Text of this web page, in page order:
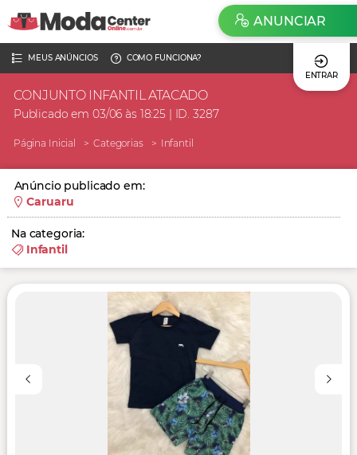
MEUS ANÚNCIOS
COMO FUNCIONA?
ENTRAR
ANUNCIAR
CONJUNTO INFANTIL ATACADO
Publicado em 03/06 às 18:25 | ID. 3287
Página Inicial Categorias Infantil
Anúncio publicado em:
Caruaru
Na categoria:
Infantil